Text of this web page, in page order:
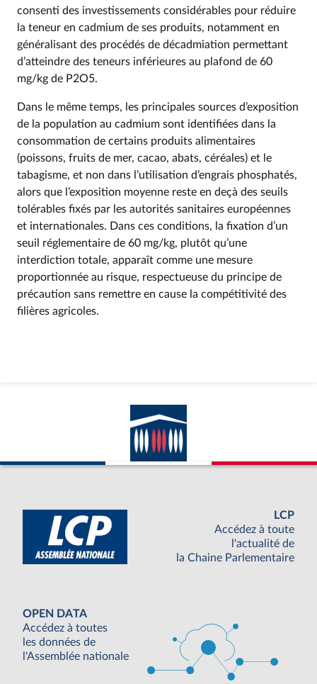
consenti des investissements considérables pour réduire
la teneur en cadmium de ses produits, notamment en
généralisant des procédés de décadmiation permettant
d’atteindre des teneurs inférieures au plafond de 60
mg/kg de P2O5.
Dans le même temps, les principales sources d’exposition
de la population au cadmium sont identifiées dans la
consommation de certains produits alimentaires
(poissons, fruits de mer, cacao, abats, céréales) et le
tabagisme, et non dans l’utilisation d’engrais phosphatés,
alors que l’exposition moyenne reste en deçà des seuils
tolérables fixés par les autorités sanitaires européennes
et internationales. Dans ces conditions, la fixation d’un
seuil réglementaire de 60 mg/kg, plutôt qu’une
interdiction totale, apparaît comme une mesure
proportionnée au risque, respectueuse du principe de
précaution sans remettre en cause la compétitivité des
filières agricoles.
LCP
Accédez à toute
l'actualité de
la Chaine Parlementaire
OPEN DATA
Accédez à toutes
les données de
l'Assemblée nationale